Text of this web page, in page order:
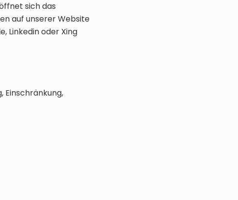
sich das
auf unserer Website
Linkedin oder Xing
Einschränkung,